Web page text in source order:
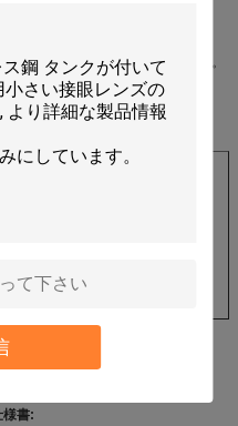
てまたはタンク端に固定できます。
基づいてある場合もあります。
様書: